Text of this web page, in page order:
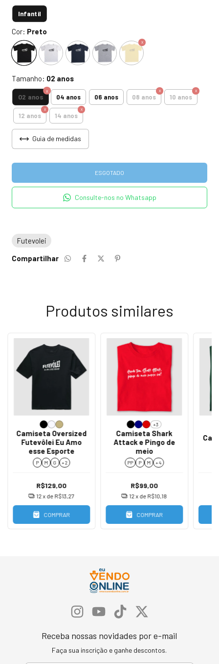
Infantil
Cor: Preto
Tamanho: 02 anos
02 anos 04 anos 06 anos 08 anos 10 anos
12 anos 14 anos
Guia de medidas
Consulte-nos no Whatsapp
Futevolei
Compartilhar
Produtos similares
Camiseta Oversized
Futevôlei Eu Amo
esse Esporte
P M G + 2
R$129,00
12x de R$13,27
COMPRAR
+3
Camiseta Shark
Attack e Pingo de
meio
PP P M + 4
R$99,00
12 x de R$10,18
COMPRAR
Receba nossas novidades por e-mail
Faça sua inscrição e ganhe descontos.